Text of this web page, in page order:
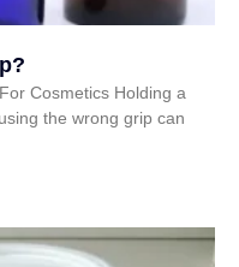
Cosmetics Holding a
the wrong grip can